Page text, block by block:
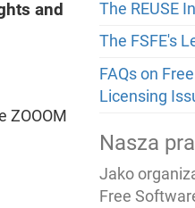
and
The REUSE
The FSFE's
FAQs on
Licensing
Nasza
Jako
Free